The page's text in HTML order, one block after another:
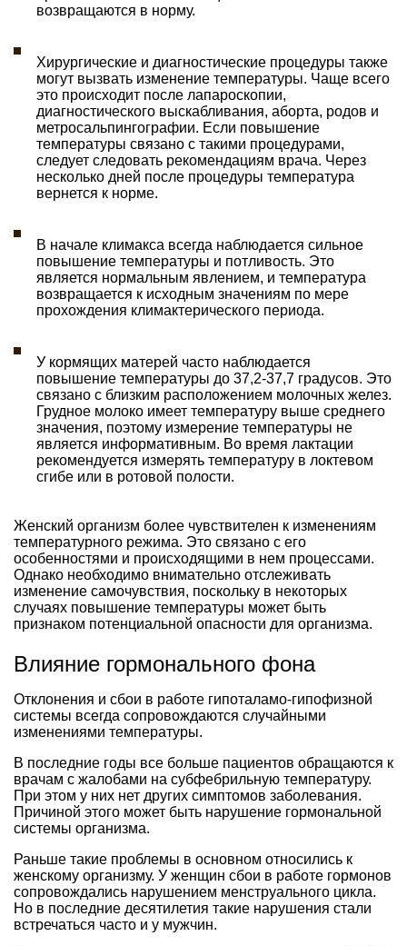
возвращаются в норму.
Хирургические и диагностические процедуры также
могут вызвать изменение температуры. Чаще всего
это происходит после лапароскопии,
диагностического выскабливания, аборта, родов и
метросальпингографии. Если повышение
температуры связано с такими процедурами,
следует следовать рекомендациям врача. Через
несколько дней после процедуры температура
вернется к норме.
В начале климакса всегда наблюдается сильное
повышение температуры и потливость. Это
является нормальным явлением, и температура
возвращается к исходным значениям по мере
прохождения климактерического периода.
У кормящих матерей часто наблюдается
повышение температуры до 37,2-37,7 градусов. Это
связано с близким расположением молочных желез.
Грудное молоко имеет температуру выше среднего
значения, поэтому измерение температуры не
является информативным. Во время лактации
рекомендуется измерять температуру в локтевом
сгибе или в ротовой полости.
Женский организм более чувствителен к изменениям
температурного режима. Это связано с его
особенностями и происходящими в нем процессами.
Однако необходимо внимательно отслеживать
изменение самочувствия, поскольку в некоторых
случаях повышение температуры может быть
признаком потенциальной опасности для организма.
Влияние гормонального фона
Отклонения и сбои в работе гипоталамо-гипофизной
системы всегда сопровождаются случайными
изменениями температуры.
В последние годы все больше пациентов обращаются к
врачам с жалобами на субфебрильную температуру.
При этом у них нет других симптомов заболевания.
Причиной этого может быть нарушение гормональной
системы организма.
Раньше такие проблемы в основном относились к
женскому организму. У женщин сбои в работе гормонов
сопровождались нарушением менструального цикла.
Но в последние десятилетия такие нарушения стали
встречаться часто и у мужчин.